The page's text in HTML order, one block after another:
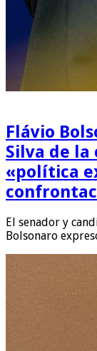
Flávio
Silva de la
«política
El senador y
Bolsonaro